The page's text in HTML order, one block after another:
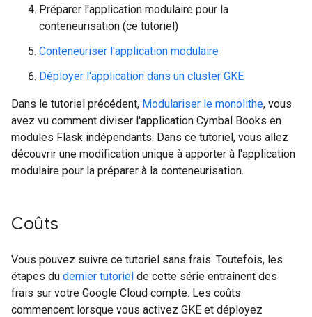
Préparer l'application modulaire pour la
conteneurisation (ce tutoriel)
Conteneuriser l'application modulaire
Déployer l'application dans un cluster GKE
Dans le tutoriel précédent, Modulariser le monolithe, vous
avez vu comment diviser l'application Cymbal Books en
modules Flask indépendants. Dans ce tutoriel, vous allez
découvrir une modification unique à apporter à l'application
modulaire pour la préparer à la conteneurisation.
Coûts
Vous pouvez suivre ce tutoriel sans frais. Toutefois, les
étapes du dernier tutoriel de cette série entraînent des
frais sur votre Google Cloud compte. Les coûts
commencent lorsque vous activez GKE et déployez